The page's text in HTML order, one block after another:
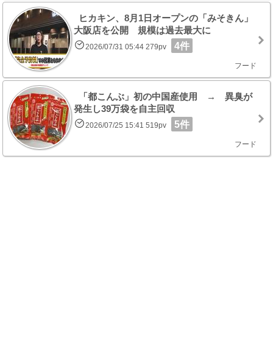
ヒカキン、8月1日オープンの「みそきん」
大阪店を公開 規模は過去最大に
2026/07/31 05:44 279pv 4件
フード
「都こんぶ」初の中国産使用 → 異臭が
発生し39万袋を自主回収
2026/07/25 15:41 519pv 5件
フード